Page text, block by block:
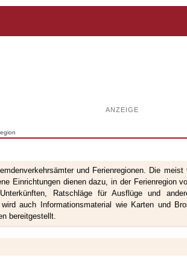
ANZEIGE
und Ferienregionen. Die meist
Einrichtungen dienen dazu, in der Ferienregion
Ratschläge für Ausflüge und
auch Informationsmaterial wie Karten und
bereitgestellt.